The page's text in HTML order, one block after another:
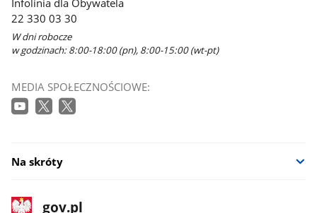
22 330 03 30
W dni robocze
w godzinach: 8:00-18:00 (pn), 8:00-15:00 (wt-pt)
MEDIA SPOŁECZNOŚCIOWE:
Na skróty
stopkaStrona
gov.pl